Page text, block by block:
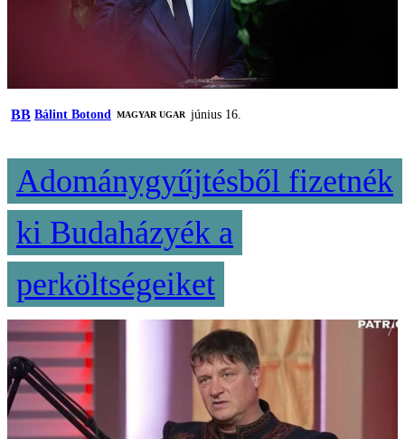
BB Bálint Botond MAGYAR UGAR június 16.
Adománygyűjtésből fizetnék
ki Budaházyék a
perköltségeiket